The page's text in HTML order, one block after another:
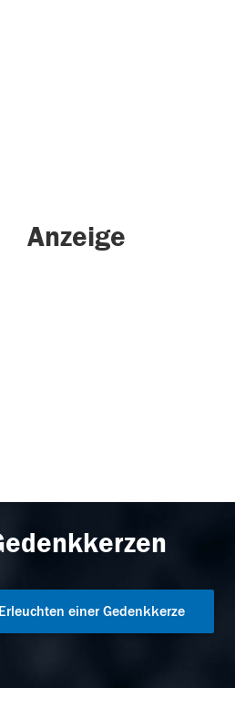
Anzeige
Erleuchten einer Gedenkkerze